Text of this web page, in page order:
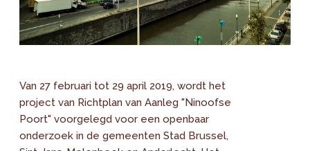
Van 27 februari tot 29 april 2019, wordt het
project van Richtplan van Aanleg "Ninoofse
Poort" voorgelegd voor een openbaar
onderzoek in de gemeenten Stad Brussel,